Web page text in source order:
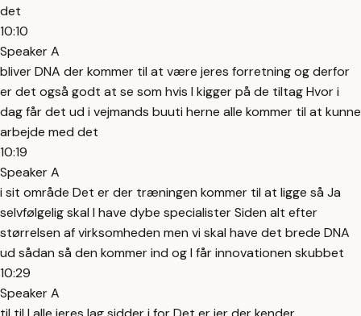
det
10:10
Speaker A
bliver DNA der kommer til at være jeres forretning og derfor
er det også godt at se som hvis I kigger på de tiltag Hvor i
dag får det ud i vejmands buuti herne alle kommer til at kunne
arbejde med det
10:19
Speaker A
i sit område Det er der træningen kommer til at ligge så Ja
selvfølgelig skal I have dybe specialister Siden alt efter
størrelsen af virksomheden men vi skal have det brede DNA
ud sådan så den kommer ind og I får innovationen skubbet
10:29
Speaker A